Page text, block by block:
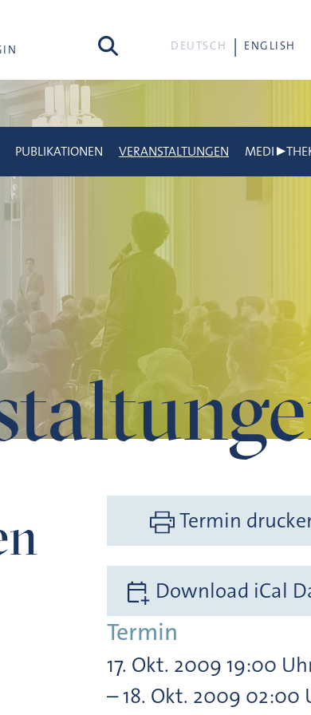
Suche DEUTSCH ENGLISH
PUBLIKATIONEN VERANSTALTUNGEN
Termin
Download iCal
Termin
17. Okt. 2009 19:00
– 18. Okt. 2009 02:00